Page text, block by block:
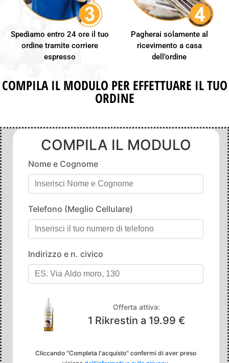
Spediamo entro 24 ore il tuo
ordine tramite corriere
espresso
Pagherai solamente al
ricevimento a casa
dell’ordine
COMPILA IL MODULO PER EFFETTUARE IL TUO
ORDINE